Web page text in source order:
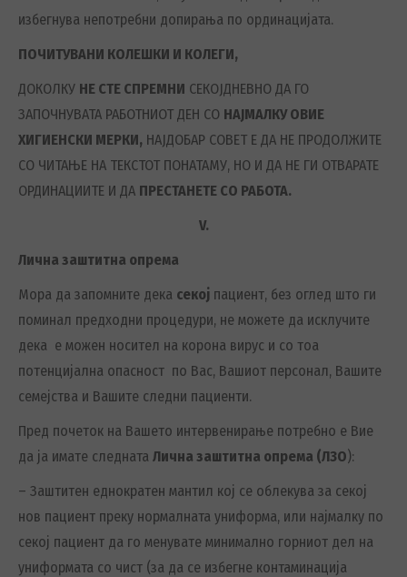
избегнува непотребни допирања по ординацијата.
ПОЧИТУВАНИ КОЛЕШКИ И КОЛЕГИ,
ДОКОЛКУ НЕ СТЕ СПРЕМНИ СЕКОЈДНЕВНО ДА ГО
ЗАПОЧНУВАТА РАБОТНИОТ ДЕН СО НАЈМАЛКУ ОВИЕ
ХИГИЕНСКИ МЕРКИ, НАЈДОБАР СОВЕТ Е ДА НЕ ПРОДОЛЖИТЕ
СО ЧИТАЊЕ НА ТЕКСТОТ ПОНАТАМУ, НО И ДА НЕ ГИ ОТВАРАТЕ
ОРДИНАЦИИТЕ И ДА ПРЕСТАНЕТЕ СО РАБОТА.
V.
Лична заштитна опрема
Мора да запомните дека секој пациент, без оглед што ги
поминал предходни процедури, не можете да исклучите
дека е можен носител на корона вирус и со тоа
потенцијална опасност по Вас, Вашиот персонал, Вашите
семејства и Вашите следни пациенти.
Пред почеток на Вашето интервенирање потребно е Вие
да ја имате следната Лична заштитна опрема (ЛЗО):
– Заштитен еднократен мантил кој се облекува за секој
нов пациент преку нормалната униформа, или најмалку по
секој пациент да го менувате минимално горниот дел на
униформата со чист (за да се избегне контаминација